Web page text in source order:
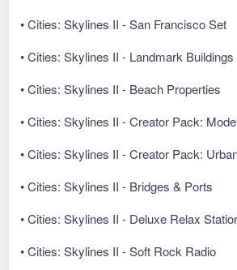
• Cities: Skylines II - San Francisco Set
• Cities: Skylines II - Landmark Buildings
• Cities: Skylines II - Beach Properties
• Cities: Skylines II - Creator Pack:
• Cities: Skylines II - Creator Pack:
• Cities: Skylines II - Bridges & Ports
• Cities: Skylines II - Deluxe Relax
• Cities: Skylines II - Soft Rock Radio